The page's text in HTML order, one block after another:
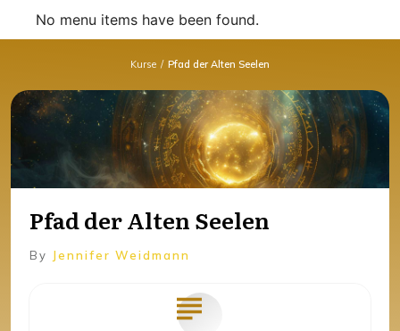
No menu items have been found.
Kurse / Pfad der Alten Seelen
Pfad der Alten Seelen
By Jennifer Weidmann